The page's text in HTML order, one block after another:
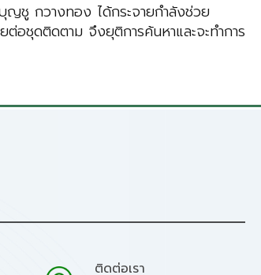
ชู กวางทอง ได้กระจายกำลังช่วย
อชุดติดตาม จึงยุติการค้นหาและจะทำการ
ติดต่อเรา